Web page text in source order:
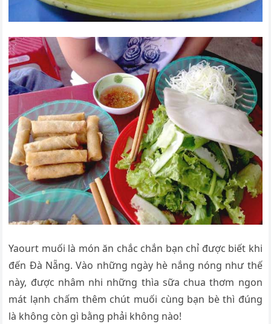
Yaourt muối là món ăn chắc chắn bạn chỉ được biết khi
đến Đà Nẵng. Vào những ngày hè nắng nóng như thế
này, được nhâm nhi những thìa sữa chua thơm ngon
mát lạnh chấm thêm chút muối cùng bạn bè thì đúng
là không còn gì bằng phải không nào!